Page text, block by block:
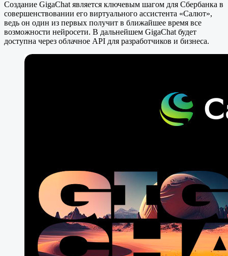
Создание GigaChat является ключевым шагом для Сбербанка в
совершенствовании его виртуального ассистента «Салют»,
ведь он один из первых получит в ближайшее время все
возможности нейросети. В дальнейшем GigaChat будет
доступна через облачное API для разработчиков и бизнеса.